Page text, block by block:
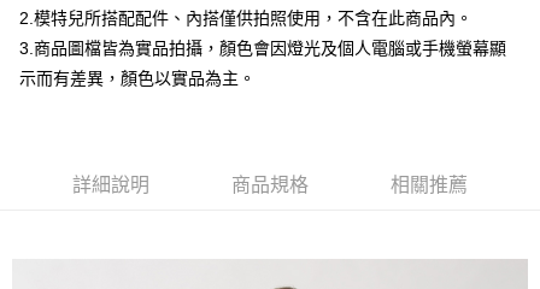
台新國際商業銀行
中國信託商業銀行
台灣樂天信用卡公司
Google Pay
全盈+PAY
【大哥付你分期使用說明】
1.本服務由台灣大哥大提供，台灣大哥大用戶可立即使用無須另外申請。
3.實際核准額度、可分期數及費用金額請依後續交易確認頁面所載為準。
AFTEE先享後付
2.模特兒所搭配配件、內搭僅供拍照使用，不含在此商品內。
3.商品圖檔皆為實品拍攝，顏色會因燈光及個人電腦或手機螢幕顯
示而有差異，顏色以實品為主。
詳細說明 商品規格 相關推薦